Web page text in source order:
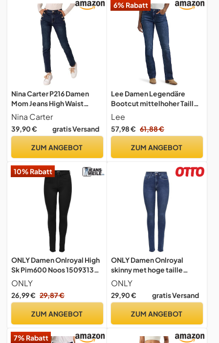
Nina Carter P216 Damen
Mom Jeans High Waist
Jeanshosen Used-Look
Stretchjeans, Dunkelblau
(P216-2), XL
Nina Carter
39,90 € gratis Versand
ZUM ANGEBOT
6% Rabatt
Lee Damen Legendäre
Bootcut mittelhoher Taille
Jeans, Rivers Edge, 38 Kurz
Lee
57,98 € 61,88 €
ZUM ANGEBOT
10% Rabatt
ONLY Damen Onlroyal High
Sk Pim600 Noos 15093134
Jeans, Schwarz, EU XL/32
ONLY
26,99 € 29,87 €
ZUM ANGEBOT
ONLY Damen Onlroyal
skinny met hoge taille
Jeans, Medium Blue Denim,
38W / 30L EU
ONLY
29,90 € gratis Versand
ZUM ANGEBOT
7% Rabatt